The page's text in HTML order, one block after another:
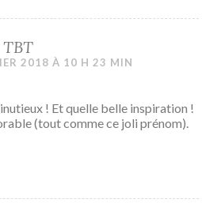
2018 À 10 H 23 MIN
! Et quelle belle inspiration !
(tout comme ce joli prénom).